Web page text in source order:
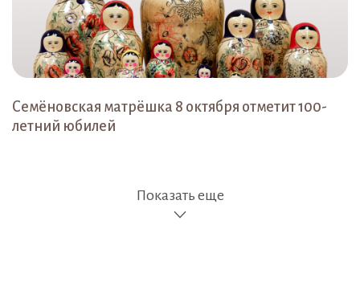
Семёновская матрёшка 8 октября отметит 100-
летний юбилей
Показать еще